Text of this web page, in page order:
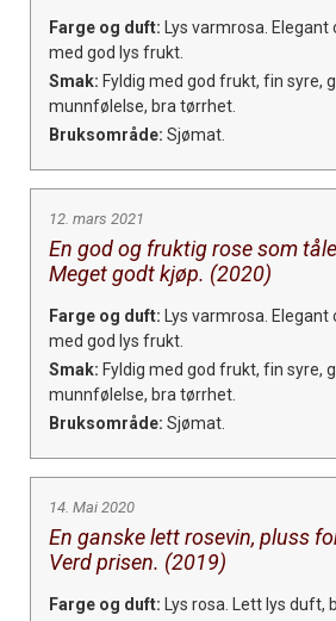
Farge og duft: Lys varmrosa. Elegant
med god lys frukt.
Smak: Fyldig med god frukt, fin syre,
munnfølelse, bra tørrhet.
Bruksområde: Sjømat.
12. mars 2021
En god og fruktig rose som
Meget godt kjøp. (2020)
Farge og duft: Lys varmrosa. Elegant
med god lys frukt.
Smak: Fyldig med god frukt, fin syre,
munnfølelse, bra tørrhet.
Bruksområde: Sjømat.
14. Mai 2020
En ganske lett rosevin, pluss
Verd prisen. (2019)
Farge og duft: Lys rosa. Lett lys duft,